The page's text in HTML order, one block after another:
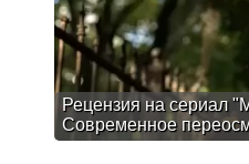
Рецензия на сериал
Современное